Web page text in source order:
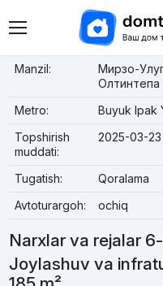
Manzil:
Мирзо-
Олтинтепа
Metro:
Buyuk Ipak
Topshirish
muddati:
2025-03-23
Tugatish:
Qoralama
Avtoturargoh:
ochiq
Narxlar va rejalar
Joylashuv va